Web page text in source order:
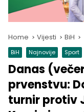
Home Vijesti BiH
BiH Najnovije Sport
Danas
prvenstvu:
turnir protiv